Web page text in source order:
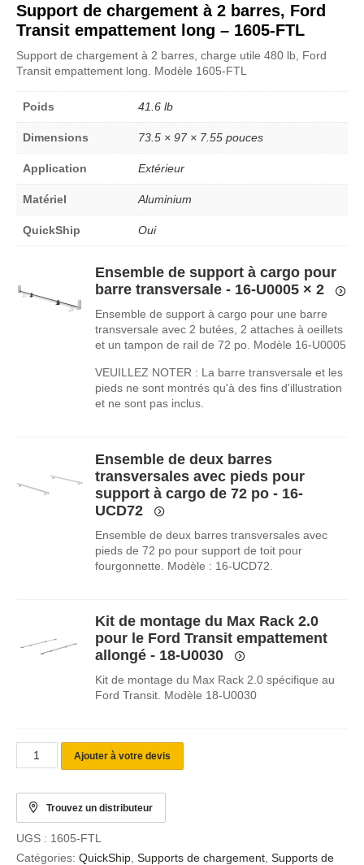
Support de chargement à 2 barres, Ford
Transit empattement long – 1605-FTL
Support de chargement à 2 barres, charge utile 480 lb, Ford
Transit empattement long. Modèle 1605-FTL
Poids 41.6 lb
Dimensions 73.5 × 97 × 7.55 pouces
Application Extérieur
Matériel Aluminium
QuickShip Oui
Ensemble de support à cargo pour
barre transversale - 16-U0005× 2
Ensemble de support à cargo pour une barre
transversale avec 2 butées, 2 attaches à oeillets
et un tampon de rail de 72 po. Modèle 16-U0005
VEUILLEZ NOTER : La barre transversale et les
pieds ne sont montrés qu'à des fins d'illustration
et ne sont pas inclus.
Ensemble de deux barres
transversales avec pieds pour
support à cargo de 72 po - 16-
UCD72
Ensemble de deux barres transversales avec
pieds de 72 po pour support de toit pour
fourgonnette. Modèle : 16-UCD72.
Kit de montage du Max Rack 2.0
pour le Ford Transit empattement
allongé - 18-U0030
Kit de montage du Max Rack 2.0 spécifique au
Ford Transit. Modèle 18-U0030
Ajouter à votre devis
Trouvez un distributeur
UGS : 1605-FTL
Catégories: QuickShip, Supports de chargement, Supports de